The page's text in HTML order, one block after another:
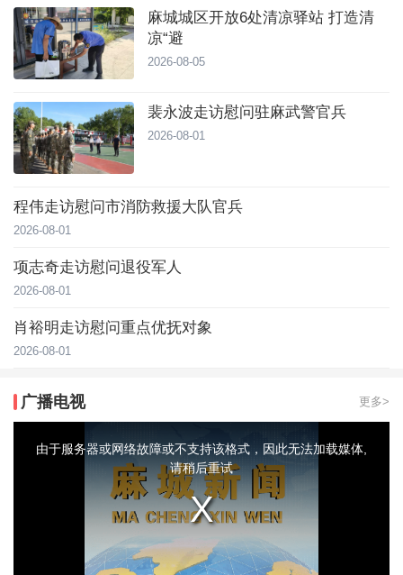
麻城城区开放6处清凉驿站 打造清
凉“避
2026-08-05
裴永波走访慰问驻麻武警官兵
2026-08-01
程伟走访慰问市消防救援大队官兵
2026-08-01
项志奇走访慰问退役军人
2026-08-01
肖裕明走访慰问重点优抚对象
2026-08-01
广播电视 更多>
modal由于服务器或网络故障或不支持该格式，因此无法加载媒体,
请稍后重试